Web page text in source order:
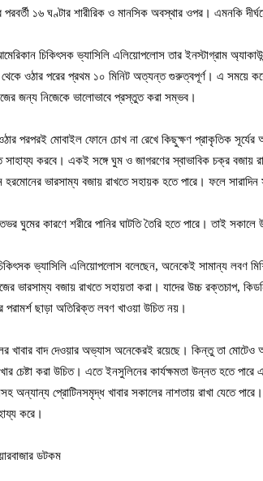
পরবর্তী ১৬ ঘণ্টার শারীরিক ও মানসিক অবস্থার ওপর। এমনকি
চিকিৎসক ভ্যাসিলি এলিয়োপলোস তার ইনস্টাগ্রাম
ওঠার পরের প্রথম ১০ মিনিট অত্যন্ত গুরুত্বপূর্ণ। এ সময়ে
জন্য নিজেকে ভালোভাবে প্রস্তুত করা সম্ভব।
পরপরই মোবাইল ফোনে চোখ না রেখে কিছুক্ষণ প্রাকৃতিক
করবে। একই সঙ্গে ঘুম ও জাগরণের স্বাভাবিক চক্র বজায়
হরমোনের ভারসাম্য বজায় রাখতে সহায়ক হতে পারে। ফলে
ঘুমের কারণে শরীরে পানির ঘাটতি তৈরি হতে পারে। তাই
ভ্যাসিলি এলিয়োপলোস বলেছেন, অনেকেই সামান্য লবণ
ভারসাম্য বজায় রাখতে সহায়তা করা। যাদের উচ্চ রক্তচাপ,
পরামর্শ ছাড়া অতিরিক্ত লবণ খাওয়া উচিত নয়।
খাবার বাদ দেওয়ার অভ্যাস অনেকেরই রয়েছে। কিন্তু তা
চেষ্টা করা উচিত। এতে ইনসুলিনের কার্যক্ষমতা উন্নত হতে
অন্যান্য প্রোটিনসমৃদ্ধ খাবার সকালের নাশতায় রাখা যেতে
করে।
ডটকম